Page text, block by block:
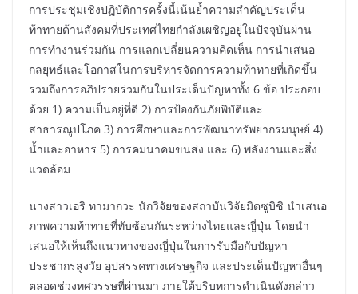
การประชุมเชิงปฏิบัติการครั้งนี้เน้นย้ำความสำคัญประเด็น
ท้าทายด้านสังคมที่ประเทศไทยกำลังเผชิญอยู่ในปัจจุบันผ่าน
การทำงานร่วมกัน การแลกเปลี่ยนความคิดเห็น การนำเสนอ
กลยุทธ์และโอกาสในการบริหารจัดการความท้าทายที่เกิดขึ้น
รวมถึงการอภิปรายร่วมกันในประเด็นปัญหาทั้ง 6 ข้อ ประกอบ
ด้วย 1) ความเป็นอยู่ที่ดี 2) การป้องกันภัยพิบัติและ
สาธารณูปโภค 3) การศึกษาและการพัฒนาทรัพยากรมนุษย์ 4)
น้ำและอาหาร 5) การคมนาคมขนส่ง และ 6) พลังงานและสิ่ง
แวดล้อม
นางสาวเอริ ทามากวะ นักวิจัยของสถาบันวิจัยมิตซูบิชิ นำเสนอ
ภาพความท้าทายที่ทับซ้อนกันระหว่างไทยและญี่ปุ่น โดยนำ
เสนอให้เห็นถึงแนวทางของญี่ปุ่นในการรับมือกับปัญหา
ประชากรสูงวัย อุปสรรคทางเศรษฐกิจ และประเด็นปัญหาอื่นๆ
ตลอดช่วงทศวรรษที่ผ่านมา ภายใต้บริบทการดำเนินดังกล่าว